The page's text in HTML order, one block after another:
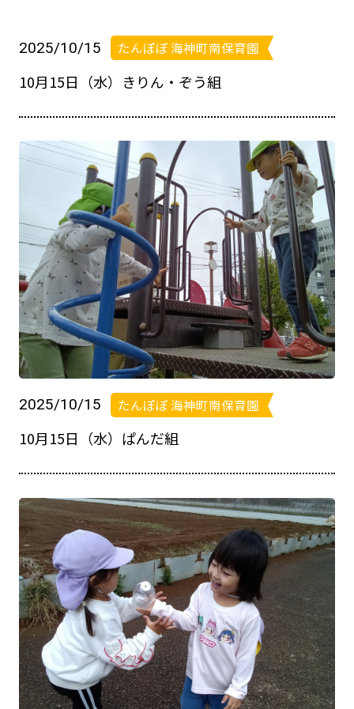
2025/10/15 たんぽぽ 海神町南保育園
10月15日（水）きりん・ぞう組
2025/10/15 たんぽぽ 海神町南保育園
10月15日（水）ぱんだ組